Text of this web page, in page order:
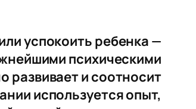
успокоить ребенка —
психическими
и соотносит
используется опыт,